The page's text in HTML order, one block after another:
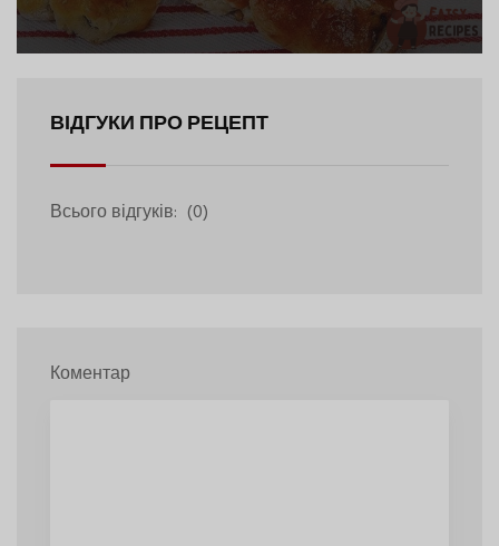
ВІДГУКИ ПРО РЕЦЕПТ
Всього відгуків: (0)
Коментар